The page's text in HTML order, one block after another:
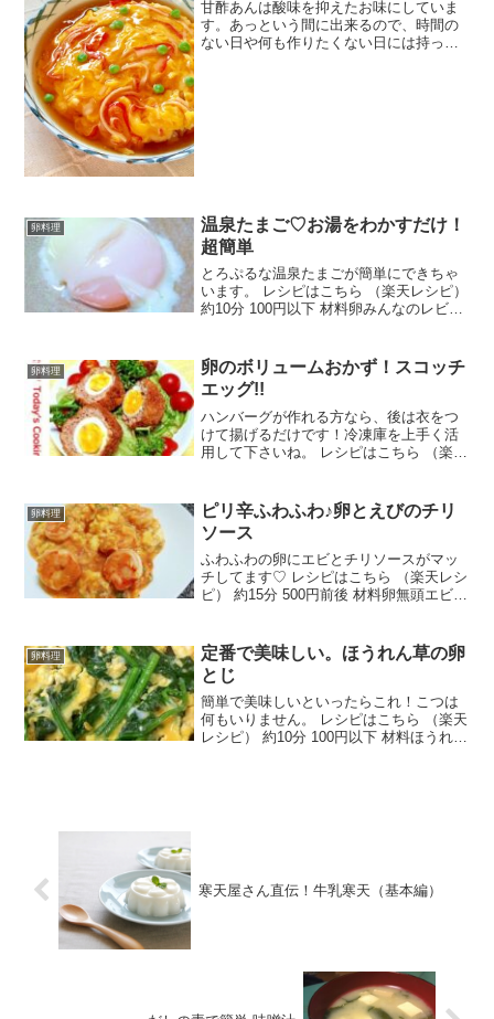
甘酢あんは酸味を抑えたお味にしていま
す。あっという間に出来るので、時間の
ない日や何も作りたくない日には持って
卵料理
温泉たまご♡お湯をわかすだけ！
超簡単
とろぷるな温泉たまごが簡単にできちゃ
います。 レシピはこちら （楽天レシピ）
約10分 100円以下 材料卵みんなのレビュ
卵料理
卵のボリュームおかず！スコッチ
エッグ!!
ハンバーグが作れる方なら、後は衣をつ
けて揚げるだけです！冷凍庫を上手く活
用して下さいね。 レシピはこちら （楽天
コショウ 付け合せの野菜 小麦粉(衣
用) 溶き...
卵料理
ピリ辛ふわふわ♪卵とえびのチリ
ソース
ふわふわの卵にエビとチリソースがマッ
チしてます♡ レシピはこちら （楽天レシ
ピ） 約15分 500円前後 材料卵無頭エビ
or中華あじ（顆粒）●酢●砂糖●醤油●水
料...
卵料理
定番で美味しい。ほうれん草の卵
とじ
簡単で美味しいといったらこれ！こつは
何もいりません。 レシピはこちら （楽天
レシピ） 約10分 100円以下 材料ほうれん
寒天屋さん直伝！牛乳寒天（基本編）